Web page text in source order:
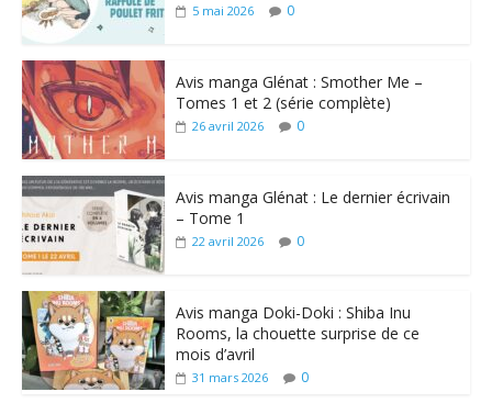
5 mai 2026 0
Avis manga Glénat : Smother Me –
Tomes 1 et 2 (série complète)
26 avril 2026 0
Avis manga Glénat : Le dernier écrivain
– Tome 1
22 avril 2026 0
Avis manga Doki-Doki : Shiba Inu
Rooms, la chouette surprise de ce
mois d’avril
31 mars 2026 0